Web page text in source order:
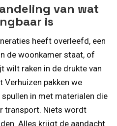
van wat
is
heeft overleefd, een
de woonkamer staat, of
wilt raken in de drukte van
Verhuizen pakken we
in met materialen die
transport. Niets wordt
Alles krijgt de aandacht